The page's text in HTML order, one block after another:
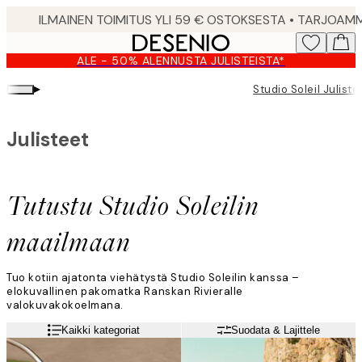
content.
ALE - 50% ALENNUSTA JULISTEISTA*
▸ Studio Soleil
Tutustu Studio Soleilin
maailmaan
Julisteet
Tuo kotiin ajatonta viehätystä Studio Soleilin kanssa –
elokuvallinen pakomatka Ranskan Rivieralle
valokuvakokoelmana.
Kaikki kategoriat Suodata & Lajittele